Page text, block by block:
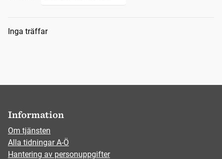
Sökresultat
Inga träffar
Information
Om tjänsten
Alla tidningar A-Ö
Hantering av personuppgifter